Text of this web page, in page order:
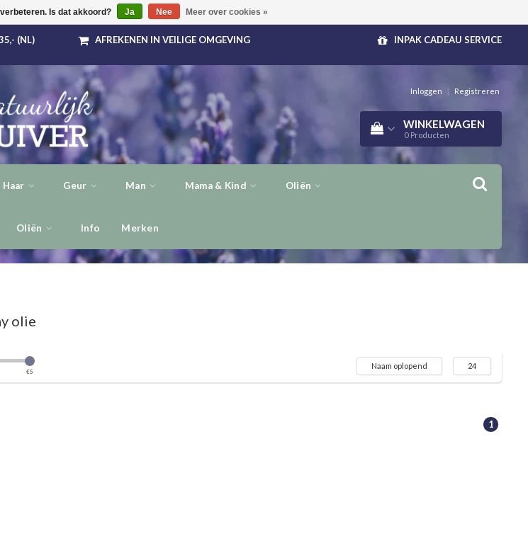
(NL) AFREKENEN IN VEILIGE OMGEVING INPAK CADEAU SERVICE
Inloggen | Registreren
WINKELWAGEN
0 Producten
Haar Geur Man Mama & Kind Oliën
Oliën Info Merken
olie
€5
Naam oplopend 24
1
Is dat akkoord? Ja Nee Meer over cookies »